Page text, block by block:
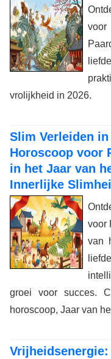
vrolijkheid in 2026.
Slim Verleiden
Horoscoop voor
in het Jaar van
Innerlijke
voor
van
groei voor succes.
horoscoop, Jaar van